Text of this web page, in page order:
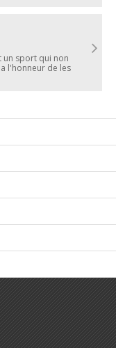
un sport qui non
l'honneur de les